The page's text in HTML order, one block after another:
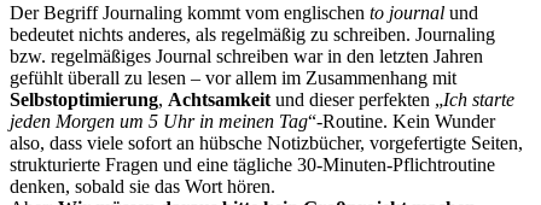
Der Begriff Journaling kommt vom englischen to journal und
bedeutet nichts anderes, als regelmäßig zu schreiben. Journaling
bzw. regelmäßiges Journal schreiben war in den letzten Jahren
gefühlt überall zu lesen – vor allem im Zusammenhang mit
Selbstoptimierung, Achtsamkeit und dieser perfekten „Ich starte
jeden Morgen um 5 Uhr in meinen Tag“-Routine. Kein Wunder
also, dass viele sofort an hübsche Notizbücher, vorgefertigte Seiten,
strukturierte Fragen und eine tägliche 30-Minuten-Pflichtroutine
denken, sobald sie das Wort hören.